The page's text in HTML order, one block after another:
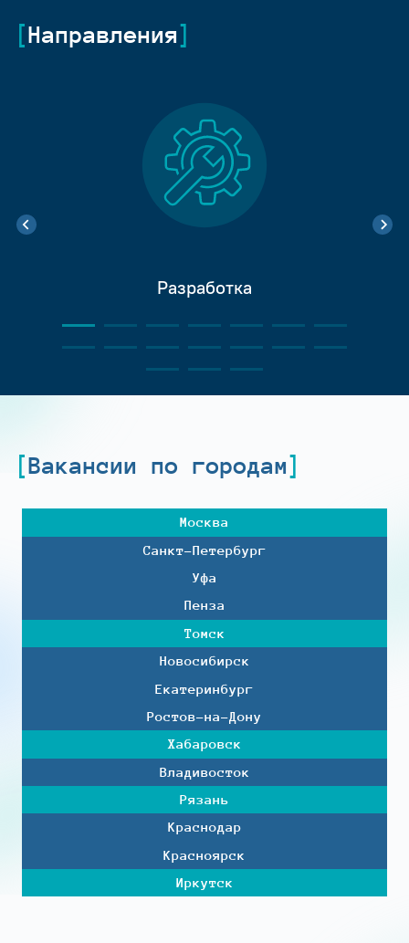
Направления
Разработка
Вакансии по городам
Москва
Санкт-Петербург
Уфа
Пенза
Томск
Новосибирск
Екатеринбург
Ростов-на-Дону
Хабаровск
Владивосток
Рязань
Краснодар
Красноярск
Иркутск